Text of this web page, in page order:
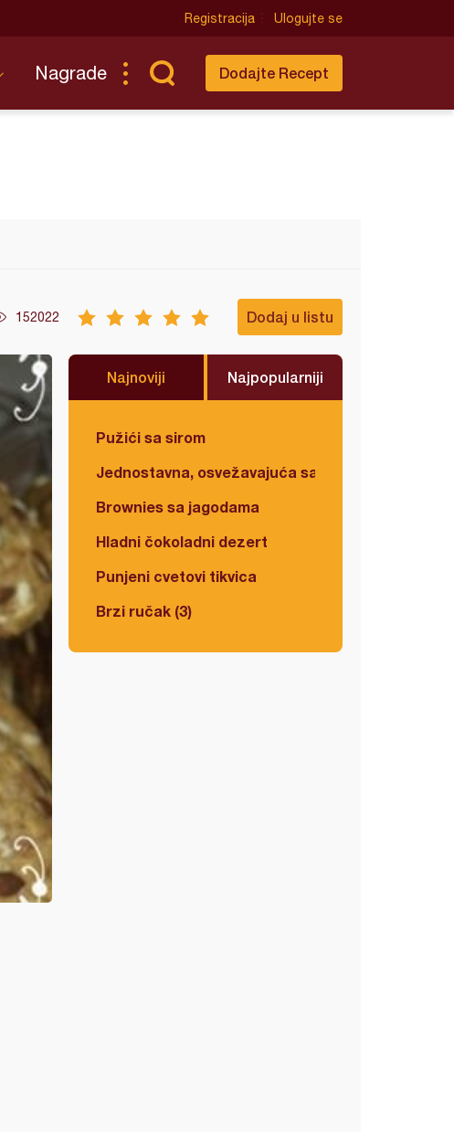
Registracija Ulogujte se
Nagrade Dodajte Recept
152022 Dodaj u listu
Najnoviji Najpopularniji
Pužići sa sirom
Jednostavna, osvežavajuća salata
Brownies sa jagodama
Hladni čokoladni dezert
Punjeni cvetovi tikvica
Brzi ručak (3)